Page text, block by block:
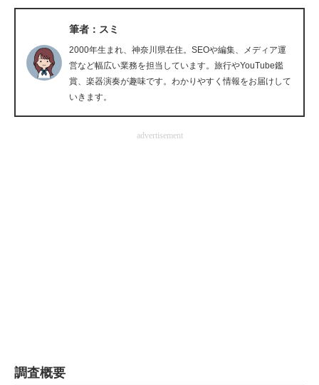
企業向けIT製品の総合サイト
IT製品の技術・比較・事例
製造業のIT導入・活用を支援
筆者：スミ
2000年生まれ、神奈川県在住。SEOや編集、メディア運
営など幅広い業務を担当しています。旅行やYouTube鑑
賞、楽器演奏が趣味です。わかりやすく情報をお届けして
いきます。
advertisement
調査概要